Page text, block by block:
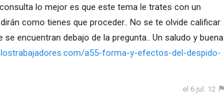
lo mejor es que este tema le trates con un
como tienes que proceder.. No se te olvide calificar
encuentran debajo de la pregunta.. Un saludo y buena
a55-forma-y-efectos-del-despido-
el 6 jul. 12